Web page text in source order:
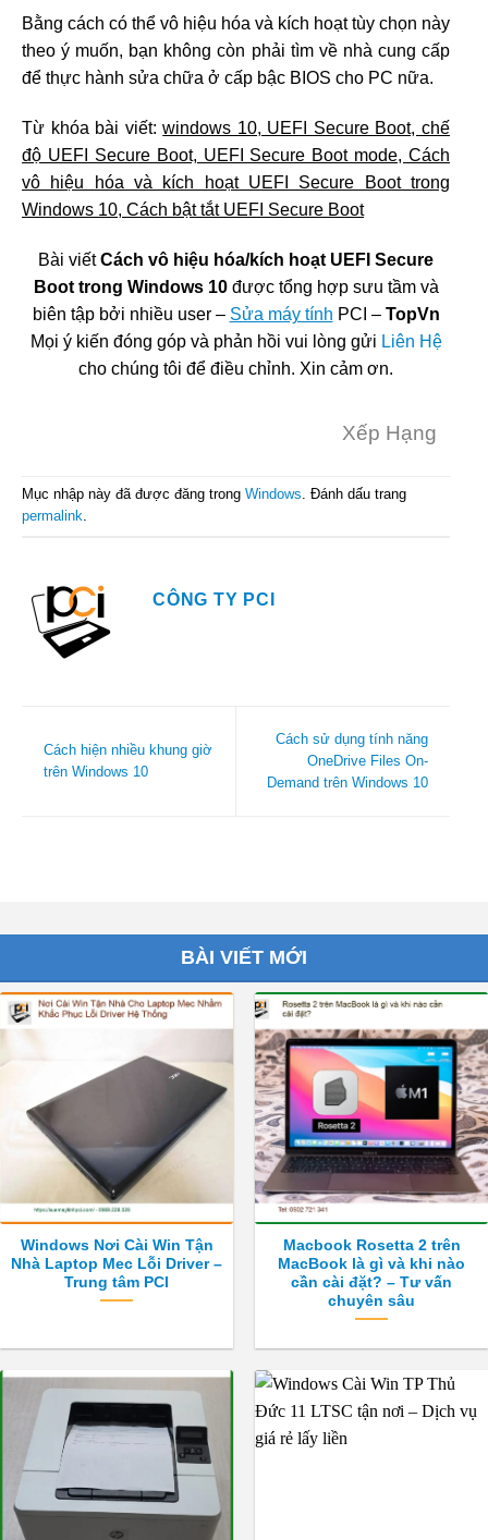
Bằng cách có thể vô hiệu hóa và kích hoạt tùy chọn này
theo ý muốn, bạn không còn phải tìm về nhà cung cấp
để thực hành sửa chữa ở cấp bậc BIOS cho PC nữa.
Từ khóa bài viết:windows 10, UEFI Secure Boot, chế
độ UEFI Secure Boot, UEFI Secure Boot mode, Cách
vô hiệu hóa và kích hoạt UEFI Secure Boot trong
Windows 10, Cách bật tắt UEFI Secure Boot
Bài viếtCách vô hiệu hóa/kích hoạt UEFI Secure
Boot trong Windows 10được tổng hợp sưu tầm và
biên tập bởi nhiều user – Sửa máy tính PCI – TopVn
Mọi ý kiến đóng góp và phản hồi vui lòng gửi Liên Hệ
cho chúng tôi để điều chỉnh. Xin cảm ơn.
Xếp Hạng
Mục nhập này đã được đăng trong Windows. Đánh dấu trang
permalink.
CÔNG TY PCI
Cách hiện nhiều khung giờ
trên Windows 10
Cách sử dụng tính năng
OneDrive Files On-
Demand trên Windows 10
BÀI VIẾT MỚI
Windows Nơi Cài Win Tận
Nhà Laptop Mec Lỗi Driver –
Trung tâm PCI
Macbook Rosetta 2 trên
MacBook là gì và khi nào
cần cài đặt? – Tư vấn
chuyên sâu